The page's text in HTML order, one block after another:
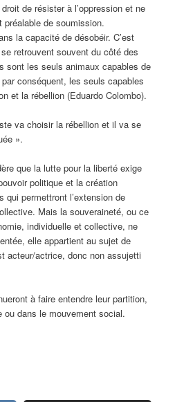
de résister à l’oppression et ne
préalable de soumission.
la capacité de désobéir. C’est
retrouvent souvent du côté des
sont les seuls animaux capables de
par conséquent, les seuls capables
et la rébellion (Eduardo Colombo).
va choisir la rébellion et il va se
».
que la lutte pour la liberté exige
politique et la création
qui permettront l’extension de
Mais la souveraineté, ou ce
individuelle et collective, ne
elle appartient au sujet de
acteur/actrice, donc non assujetti
à faire entendre leur partition,
dans le mouvement social.